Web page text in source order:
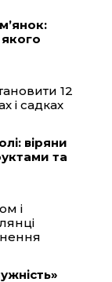
12
і садках
віряни
та
і